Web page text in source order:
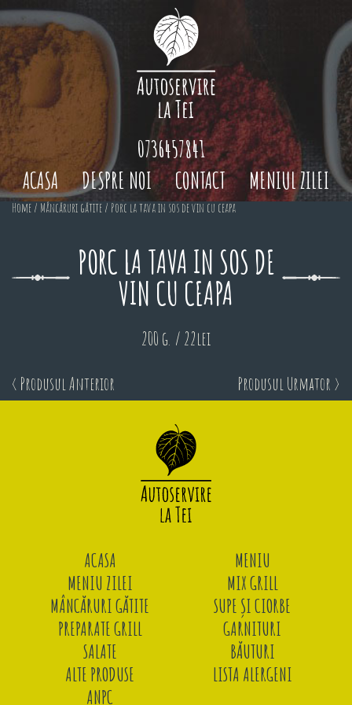
ACASA DESPRE NOI CONTACT MENIUL ZILEI
0736457841
Home / Mâncăruri gătite / Porc la tava in sos de vin cu ceapa
PORC LA TAVA IN SOS DE
VIN CU CEAPA
200 g. / 22lei
< Produsul Anterior Produsul Urmator >
ACASA
MENIU
MENIU ZILEI
MIX GRILL
MÂNCĂRURI GĂTITE
SUPE ȘI CIORBE
PREPARATE GRILL
GARNITURI
SALATE
BĂUTURI
ALTE PRODUSE
LISTA ALERGENI
ANPC